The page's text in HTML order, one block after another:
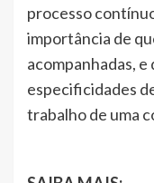
processo
importância de
acompanhadas,
especificidades
trabalho de uma